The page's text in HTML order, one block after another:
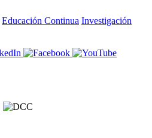
Educación Continua Investigación